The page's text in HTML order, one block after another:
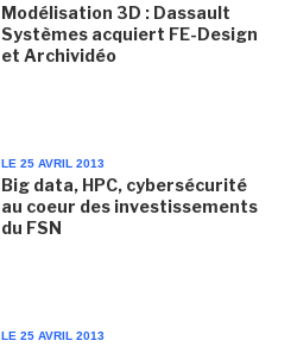
Modélisation 3D : Dassault
Systèmes acquiert FE-Design
et Archividéo
LE 25 AVRIL 2013
Big data, HPC, cybersécurité
au coeur des investissements
du FSN
LE 25 AVRIL 2013